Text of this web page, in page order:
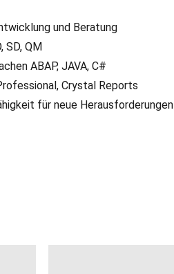
und Beratung
SD, QM
ABAP, JAVA, C#
Crystal Reports
für neue Herausforderungen